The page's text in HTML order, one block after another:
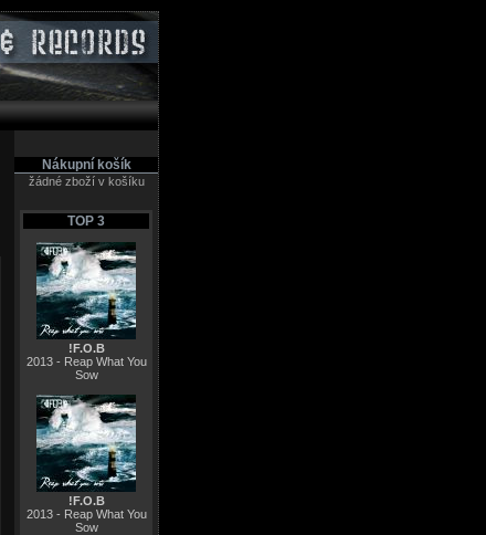
Nákupní košík
žádné zboží v košíku
TOP 3
!F.O.B
2013 - Reap What You
Sow
!F.O.B
2013 - Reap What You
Sow